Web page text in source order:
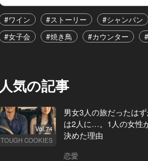
#ワイン #ストーリー #シャンパン
#女子会
#焼き鳥 #カウンター
人気の記事
Vol.74
TOUGH COOKIES
男女3人の旅だったは
は2人に…。1人の女性
決めた理由
恋愛